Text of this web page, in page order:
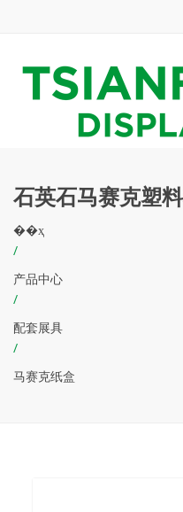
周一
石英石马赛克塑
��ҳ
/
产品中心
/
配套展具
/
马赛克纸盒